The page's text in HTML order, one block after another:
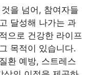
을 넘어, 참여자들
달성해 나가는 과
으로 건강한 라이프
목적이 있습니다.
환 예방, 스트레스